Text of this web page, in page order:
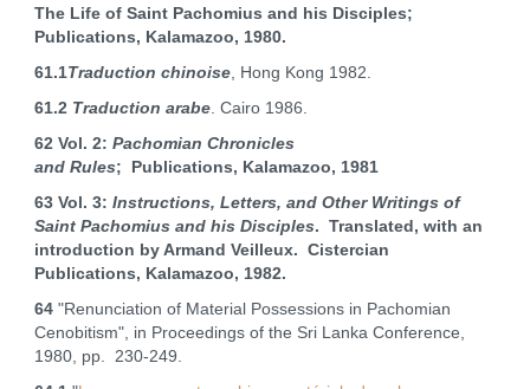
The Life of Saint Pachomius and his Disciples;
Publications, Kalamazoo, 1980.
61.1Traduction chinoise, Hong Kong 1982.
61.2 Traduction arabe. Cairo 1986.
62 Vol. 2: Pachomian Chronicles
and Rules; Publications, Kalamazoo, 1981
63 Vol. 3: Instructions, Letters, and Other Writings of
Saint Pachomius and his Disciples. Translated, with an
introduction by Armand Veilleux. Cistercian
Publications, Kalamazoo, 1982.
64"Renunciation of Material Possessions in Pachomian
Cenobitism", in Proceedings of the Sri Lanka Conference,
1980, pp. 230‑249.